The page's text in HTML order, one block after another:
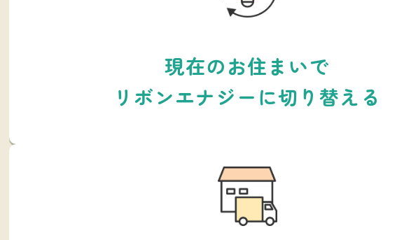
現在のお住まいで
リボンエナジーに切り替える